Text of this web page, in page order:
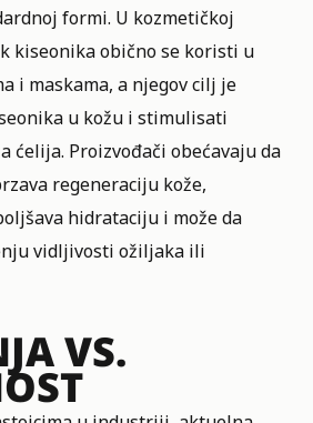
formi. U kozmetičkoj
kiseonika obično se koristi u
i maskama, a njegov cilj je
u kožu i stimulisati
ćelija. Proizvođači obećavaju da
regeneraciju kože,
hidrataciju i može da
vidljivosti ožiljaka ili
VS.